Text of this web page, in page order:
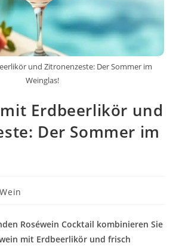
und Zitronenzeste: Der Sommer im
Weinglas!
Erdbeerlikör und
Der Sommer im
Roséwein Cocktail kombinieren Sie
mit Erdbeerlikör und frisch